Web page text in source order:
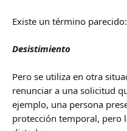
Existe un término parecido:
Desistimiento
Pero se utiliza en otra
renunciar a una solicitud
ejemplo, una persona
protección temporal, pero